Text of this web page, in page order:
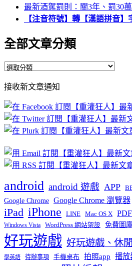
最新酒駕罰則：關3年、罰30
【注音符號】轉【漢語拼音】
全部文章分類
全
文
章
分
類
接收新文章通知
android android 遊戲 APP
Google Chrome Google Chrome 瀏覽器
iPad iPhone LINE Mac OS X PDF
Windows Vista WordPress 網站架設 免費圖
好玩遊戲 好玩遊戲、休
學英語 待辦事項 手機桌布 拍照app 播放